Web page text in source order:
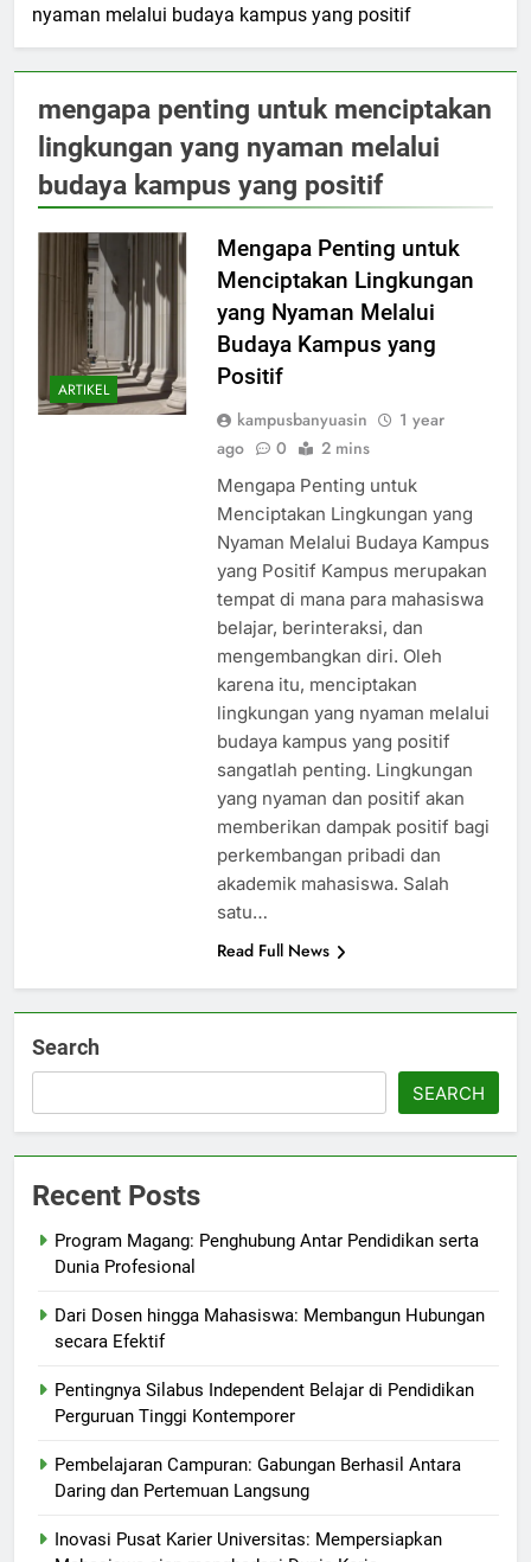
nyaman melalui budaya kampus yang positif
mengapa penting untuk menciptakan
lingkungan yang nyaman melalui
budaya kampus yang positif
ARTIKEL
Mengapa Penting untuk
Menciptakan Lingkungan
yang Nyaman Melalui
Budaya Kampus yang
Positif
kampusbanyuasin
1 year
ago
0 2 mins
Mengapa Penting untuk
Menciptakan Lingkungan yang
Nyaman Melalui Budaya Kampus
yang Positif Kampus merupakan
tempat di mana para mahasiswa
belajar, berinteraksi, dan
mengembangkan diri. Oleh
karena itu, menciptakan
lingkungan yang nyaman melalui
budaya kampus yang positif
sangatlah penting. Lingkungan
yang nyaman dan positif akan
memberikan dampak positif bagi
perkembangan pribadi dan
akademik mahasiswa. Salah
satu…
Read Full News
Search
SEARCH
Recent Posts
Program Magang: Penghubung Antar Pendidikan serta
Dunia Profesional
Dari Dosen hingga Mahasiswa: Membangun Hubungan
secara Efektif
Pentingnya Silabus Independent Belajar di Pendidikan
Perguruan Tinggi Kontemporer
Pembelajaran Campuran: Gabungan Berhasil Antara
Daring dan Pertemuan Langsung
Inovasi Pusat Karier Universitas: Mempersiapkan